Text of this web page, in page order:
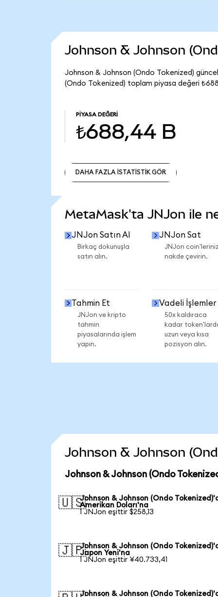
Johnson & Johnson
Johnson & Johnson (Ondo Tokenized)
(Ondo Tokenized) toplam piyasa değeri
PIYASA DEĞERI
₺688,44 B
DAHA FAZLA İSTATİSTİK GÖR
MetaMask'ta JNJon ile
JNJon Satın Al
Birkaç dokunuşla
satın alın.
JNJon Sat
JNJon
nakde çevirin.
Tahmin Et
JNJon ve kripto
tahmin
piyasalarında işlem
yapın.
Vadeli İşlemler
50x kaldıraca
kadar
uzun veya kısa
pozisyon alın.
Johnson & Johnson
Johnson & Johnson (Ondo
🇺🇸Johnson & Johnson (Ondo
Amerikan Doları'na
1 JNJon eşittir $258,13
🇯🇵Johnson & Johnson (Ondo
Japon Yeni'na
1 JNJon eşittir ¥40.733,41
Johnson & Johnson (Ondo